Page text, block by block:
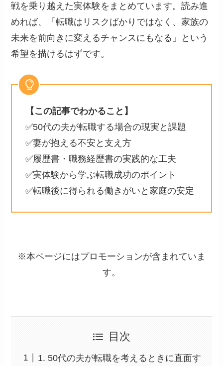
戦を乗り越えた実体験をまとめています。読み進
めれば、「転職はリスクばかりではなく、家族の
未来を前向きに変えるチャンスにもなる」という
希望を描けるはずです。
【この記事でわかること】
✅50代の夫が転職する場合の現実と課題
✅妻が抱える不安と支え方
✅履歴書・職務経歴書の実践的な工夫
✅実体験から学ぶ転職成功のポイント
✅転職後に得られる働きがいと家庭の安定
※本ページにはプロモーションが含まれていま
す。
目次
1. 50代の夫が転職を考えるときに直面す